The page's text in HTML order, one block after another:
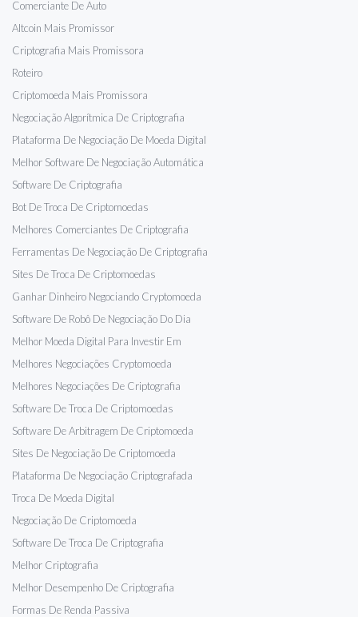
Comerciante De Auto
Altcoin Mais Promissor
Criptografia Mais Promissora
Roteiro
Criptomoeda Mais Promissora
Negociação Algorítmica De Criptografia
Plataforma De Negociação De Moeda Digital
Melhor Software De Negociação Automática
Software De Criptografia
Bot De Troca De Criptomoedas
Melhores Comerciantes De Criptografia
Ferramentas De Negociação De Criptografia
Sites De Troca De Criptomoedas
Ganhar Dinheiro Negociando Cryptomoeda
Software De Robô De Negociação Do Dia
Melhor Moeda Digital Para Investir Em
Melhores Negociações Cryptomoeda
Melhores Negociações De Criptografia
Software De Troca De Criptomoedas
Software De Arbitragem De Criptomoeda
Sites De Negociação De Criptomoeda
Plataforma De Negociação Criptografada
Troca De Moeda Digital
Negociação De Criptomoeda
Software De Troca De Criptografia
Melhor Criptografia
Melhor Desempenho De Criptografia
Formas De Renda Passiva